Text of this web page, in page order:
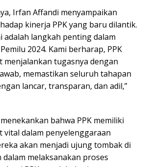
Irfan Affandi menyampaikan
kinerja PPK yang baru dilantik.
adalah langkah penting dalam
2024. Kami berharap, PPK
menjalankan tugasnya dengan
memastikan seluruh tahapan
lancar, transparan, dan adil,”
bahwa PPK memiliki
vital dalam penyelenggaraan
akan menjadi ujung tombak di
melaksanakan proses